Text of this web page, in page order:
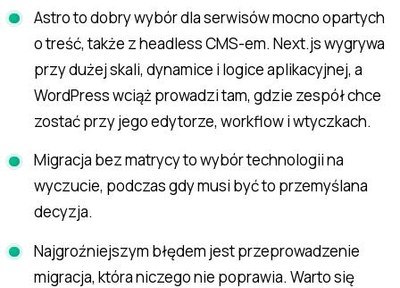
Astro to dobry wybór dla serwisów mocno opartych
o treść, także z headless CMS-em. Next.js wygrywa
przy dużej skali, dynamice i logice aplikacyjnej, a
WordPress wciąż prowadzi tam, gdzie zespół chce
zostać przy jego edytorze, workflow i wtyczkach.
Migracja bez matrycy to wybór technologii na
wyczucie, podczas gdy musi być to przemyślana
decyzja.
Najgroźniejszym błędem jest przeprowadzenie
migracja, która niczego nie poprawia. Warto się